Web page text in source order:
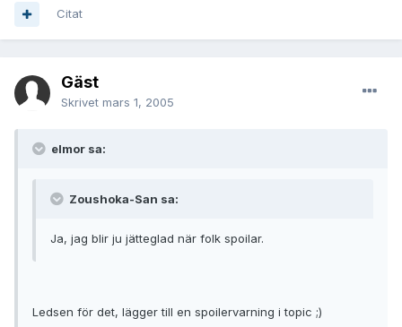
Citat
Gäst
Skrivet mars 1, 2005
elmor sa:
Zoushoka-San sa:
Ja, jag blir ju jätteglad när folk spoilar.
Ledsen för det, lägger till en spoilervarning i topic ;)